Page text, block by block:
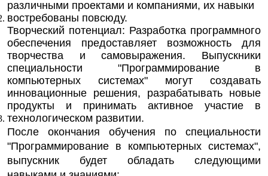
различными проектами и компаниями, их навыки
востребованы повсюду.
Творческий потенциал: Разработка программного
обеспечения предоставляет возможность для
творчества и самовыражения. Выпускники
специальности "Программирование в
компьютерных системах" могут создавать
инновационные решения, разрабатывать новые
продукты и принимать активное участие в
технологическом развитии.
После окончания обучения по специальности
"Программирование в компьютерных системах",
выпускник будет обладать следующими